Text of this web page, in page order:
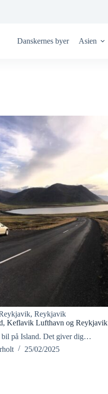
Danskernes byer Asien
, Reykjavik
Keflavik Lufthavn og Reykjavik
bil på Island. Det giver dig…
25/02/2025